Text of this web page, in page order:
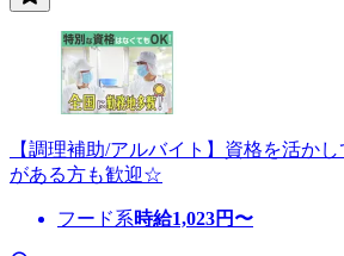
【調理補助/アルバイト】資格を活か
がある方も歓迎☆
フード系時給1,023円〜